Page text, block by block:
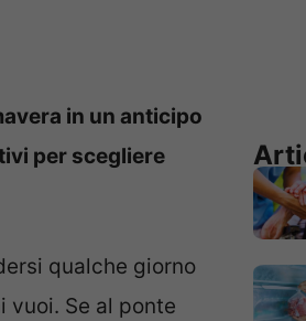
in un anticipo
per scegliere
qualche giorno
vuoi. Se al ponte